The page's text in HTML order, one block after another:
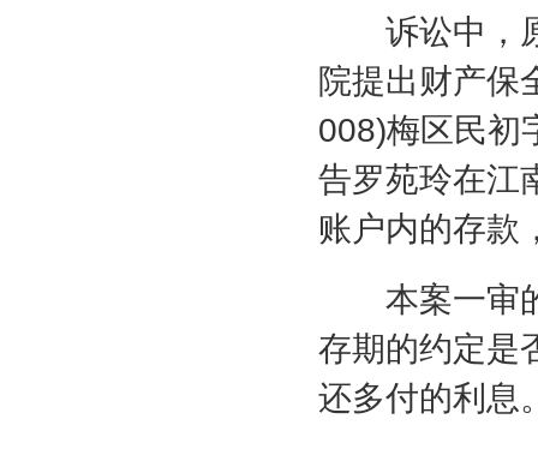
诉讼中，原
院提出财产保
008)梅区民初
告罗苑玲在江
账户内的存款
本案一审的
存期的约定是
还多付的利息